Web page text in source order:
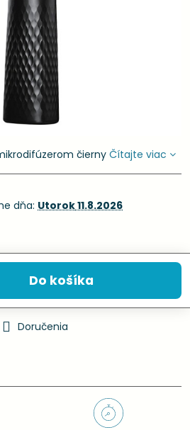
čierny Čítajte viac
dňa: Utorok11.8.2026
Do košíka
Doručenia